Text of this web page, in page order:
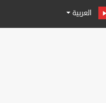
العربية